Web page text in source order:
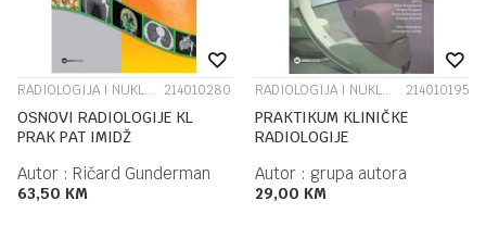
RADIOLOGIJA I NUKLEARNA MEDICINA 214010280
OSNOVI RADIOLOGIJE KL
PRAK PAT IMIDŽ
Autor : Ričard Gunderman
63,50 KM
RADIOLOGIJA I NUKLEARNA MEDICINA 214010195
PRAKTIKUM KLINIČKE
RADIOLOGIJE
Autor : grupa autora
29,00 KM